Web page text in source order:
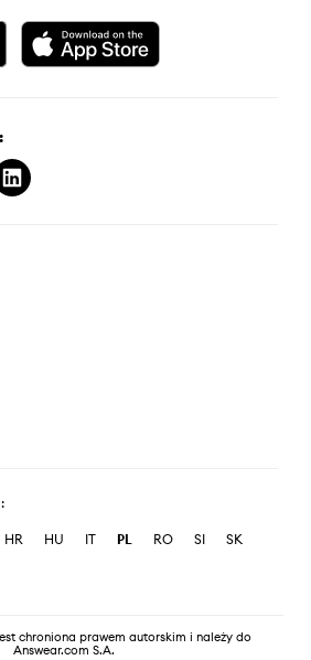
HR HU IT PL RO SI
SK
chroniona prawem autorskim i należy do
Answear.com S.A.